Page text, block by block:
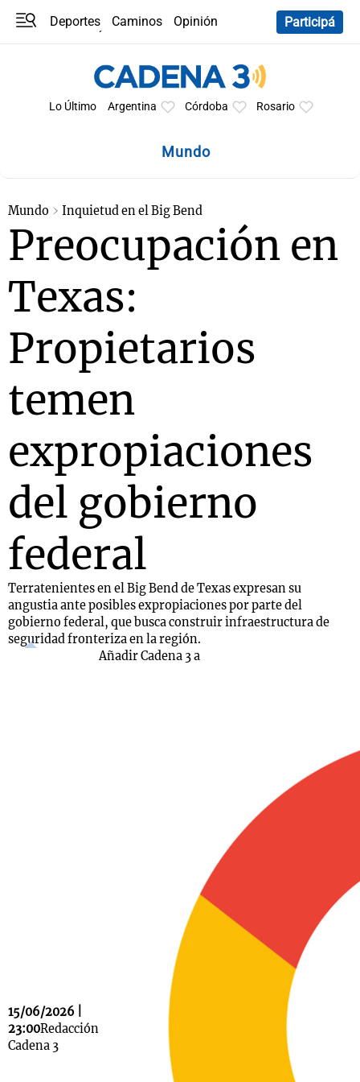
Deportes Caminos
Opinión
Participá
Lo Último Argentina Córdoba Rosario
Mundo
Mundo Inquietud en el Big Bend
Preocupación en
Texas:
Propietarios
temen
expropiaciones
del gobierno
federal
Terratenientes en el Big Bend de Texas expresan su
angustia ante posibles expropiaciones por parte del
gobierno federal, que busca construir infraestructura de
seguridad fronteriza en la región.
15/06/2026 |
23:00Redacción
Cadena 3
Añadir Cadena 3 a
Notas
La Sole en
Cadena 3